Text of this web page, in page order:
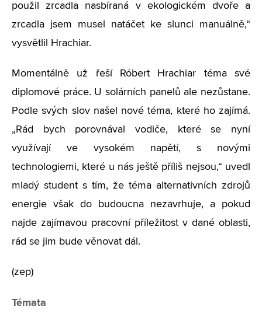
použil zrcadla nasbíraná v ekologickém dvoře a
zrcadla jsem musel natáčet ke slunci manuálně,“
vysvětlil Hrachiar.
Momentálně už řeší Róbert Hrachiar téma své
diplomové práce. U solárních panelů ale nezůstane.
Podle svých slov našel nové téma, které ho zajímá.
„Rád bych porovnával vodiče, které se nyní
využívají ve vysokém napětí, s novými
technologiemi, které u nás ještě příliš nejsou,“ uvedl
mladý student s tím, že téma alternativních zdrojů
energie však do budoucna nezavrhuje, a pokud
najde zajímavou pracovní příležitost v dané oblasti,
rád se jim bude věnovat dál.
(zep)
Témata